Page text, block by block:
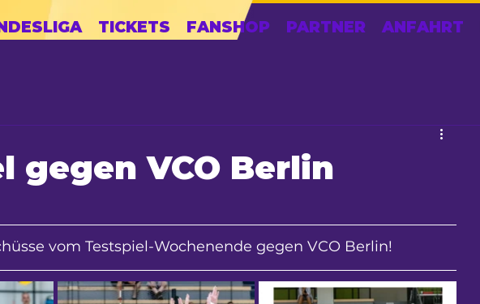
TICKETS FANSHOP PARTNER ANFAHRT
gegen VCO Berlin
vom Testspiel-Wochenende gegen VCO Berlin!